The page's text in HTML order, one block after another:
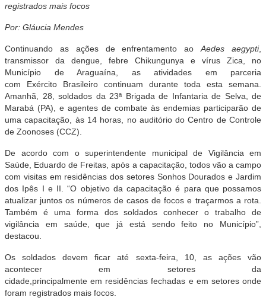
registrados mais focos
Por: Gláucia Mendes
Continuando as ações de enfrentamento aoAedes aegypti,
transmissor da dengue, febre Chikungunya e vírus Zica, no
Município de Araguaína, as atividades em parceria
com Exército Brasileiro continuam durante toda esta semana.
Amanhã, 28, soldados da 23ª Brigada de Infantaria de Selva, de
Marabá (PA), e agentes de combate às endemias participarão de
uma capacitação, às 14 horas, no auditório do Centro de Controle
de Zoonoses (CCZ).
De acordo com o superintendente municipal de Vigilância em
Saúde, Eduardo de Freitas, após a capacitação, todos vão a campo
com visitas em residências dos setores Sonhos Dourados e Jardim
dos Ipês I e II. “O objetivo da capacitação é para que possamos
atualizar juntos os números de casos de focos e traçarmos a rota.
Também é uma forma dos soldados conhecer o trabalho de
vigilância em saúde, que já está sendo feito no Município”,
destacou.
Os soldados devem ficar até sexta-feira, 10, as ações vão
acontecer em setores da
cidade,principalmente em residências fechadas e em setores onde
foram registrados mais focos.